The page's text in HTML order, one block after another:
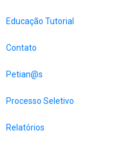
Educação Tutorial
Contato
Petian@s
Processo Seletivo
Relatórios